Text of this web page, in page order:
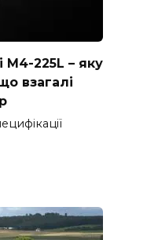
M4-225L – яку
взагалі